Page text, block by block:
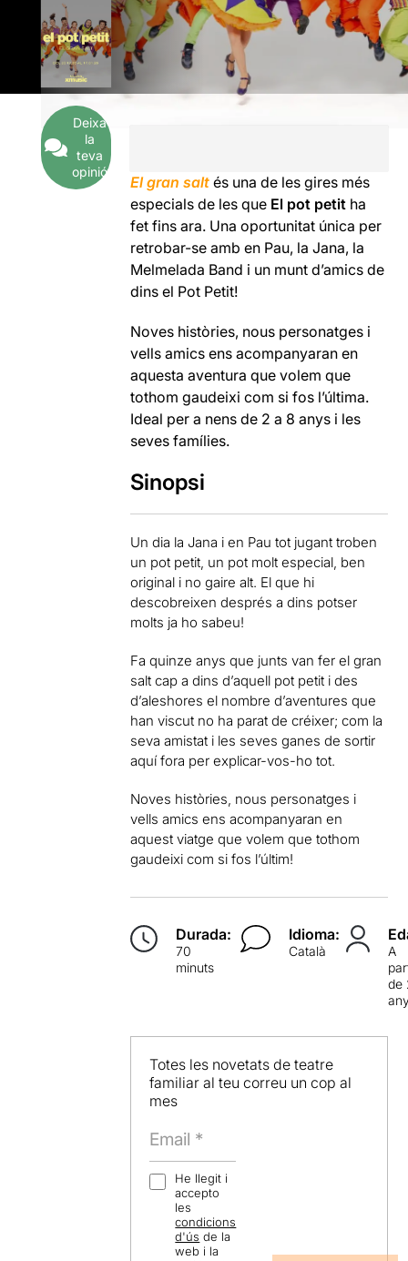
Deixa
la
teva
opinió
El gran salt és una de les gires més
especials de les que El pot petit ha
fet fins ara. Una oportunitat única per
retrobar-se amb en Pau, la Jana, la
Melmelada Band i un munt d’amics de
dins el Pot Petit!
Noves històries, nous personatges i
vells amics ens acompanyaran en
aquesta aventura que volem que
tothom gaudeixi com si fos l’última.
Ideal per a nens de 2 a 8 anys i les
seves famílies.
Sinopsi
Un dia la Jana i en Pau tot jugant troben
un pot petit, un pot molt especial, ben
original i no gaire alt. El que hi
descobreixen després a dins potser
molts ja ho sabeu!
Fa quinze anys que junts van fer el gran
salt cap a dins d’aquell pot petit i des
d’aleshores el nombre d’aventures que
han viscut no ha parat de créixer; com la
seva amistat i les seves ganes de sortir
aquí fora per explicar-vos-ho tot.
Noves històries, nous personatges i
vells amics ens acompanyaran en
aquest viatge que volem que tothom
gaudeixi com si fos l’últim!
Durada:
70
minuts
Idioma:
Català
A
de
Totes les novetats de teatre
familiar al teu correu un cop al
mes
He llegit i
accepto
les
condicions
d'ús de la
web i la